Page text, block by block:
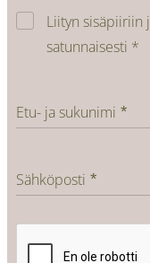
Liityn sisäpiiriin
satunnaisesti *
Etu- ja sukunimi
Sähköposti